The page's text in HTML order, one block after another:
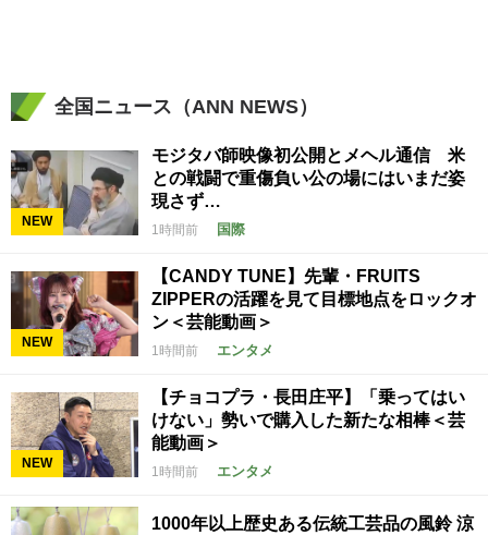
全国ニュース（ANN NEWS）
NEW
モジタバ師映像初公開とメヘル通信 米
との戦闘で重傷負い公の場にはいまだ姿
現さず…
1時間前 国際
NEW
【CANDY TUNE】先輩・FRUITS
ZIPPERの活躍を見て目標地点をロックオ
ン＜芸能動画＞
1時間前 エンタメ
NEW
【チョコプラ・長田庄平】「乗ってはい
けない」勢いで購入した新たな相棒＜芸
能動画＞
1時間前 エンタメ
1000年以上歴史ある伝統工芸品の風鈴 涼